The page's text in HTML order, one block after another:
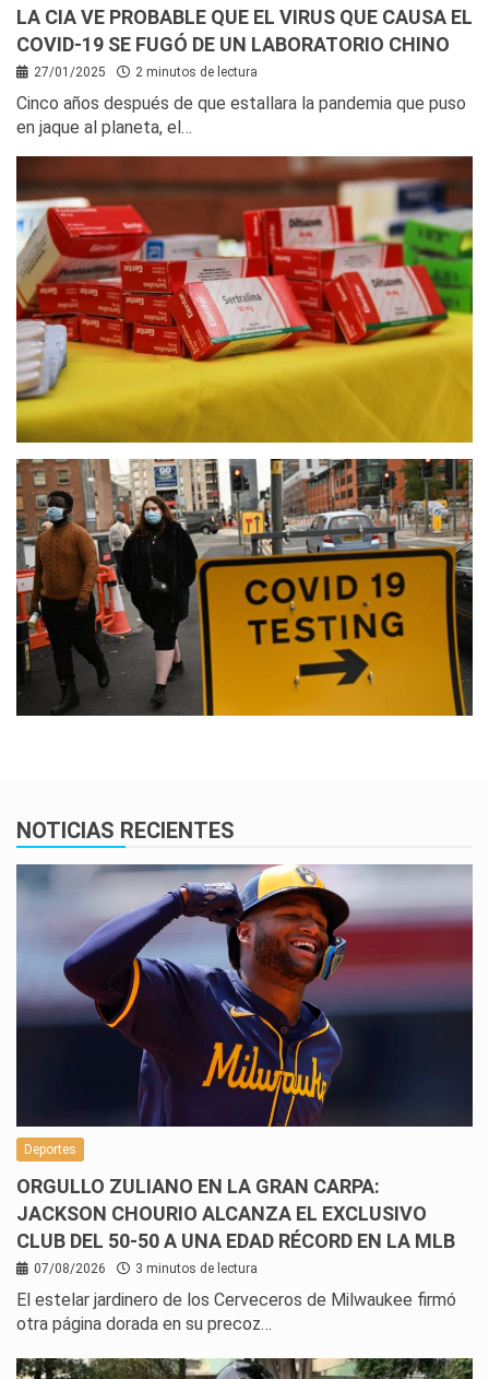
LA CIA VE PROBABLE QUE EL VIRUS QUE CAUSA EL
COVID-19 SE FUGÓ DE UN LABORATORIO CHINO
27/01/2025 2 minutos de lectura
Cinco años después de que estallara la pandemia que puso
en jaque al planeta, el…
NOTICIAS RECIENTES
Deportes
ORGULLO ZULIANO EN LA GRAN CARPA:
JACKSON CHOURIO ALCANZA EL EXCLUSIVO
CLUB DEL 50-50 A UNA EDAD RÉCORD EN LA MLB
07/08/2026 3 minutos de lectura
El estelar jardinero de los Cerveceros de Milwaukee firmó
otra página dorada en su precoz…